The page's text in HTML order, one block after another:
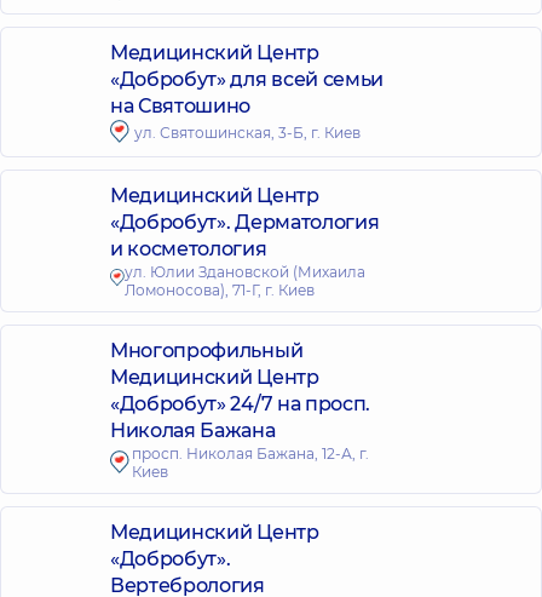
Медицинский Центр
«Добробут» для всей семьи
на Святошино
ул. Святошинская, 3-Б, г. Киев
Медицинский Центр
«Добробут». Дерматология
и косметология
ул. Юлии Здановской (Михаила
Ломоносова), 71-Г, г. Киев
Многопрофильный
Медицинский Центр
«Добробут» 24/7 на просп.
Николая Бажана
просп. Николая Бажана, 12-А, г.
Киев
Медицинский Центр
«Добробут».
Вертебрология